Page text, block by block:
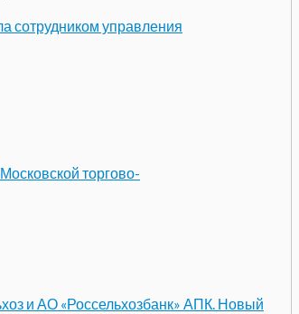
сотрудником управления
торгово-
и АО «Россельхозбанк» АПК. Новый